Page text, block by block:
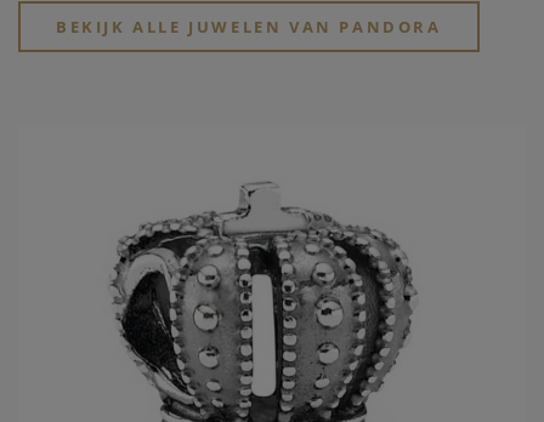
BEKIJK ALLE JUWELEN VAN PANDORA